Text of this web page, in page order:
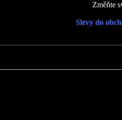
Změňte
Slevy do